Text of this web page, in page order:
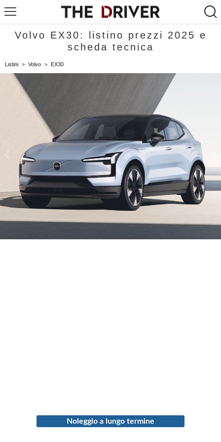
Volvo EX30: listino prezzi 2025 e
scheda tecnica
Listini > Volvo > EX30
Noleggio a lungo termine